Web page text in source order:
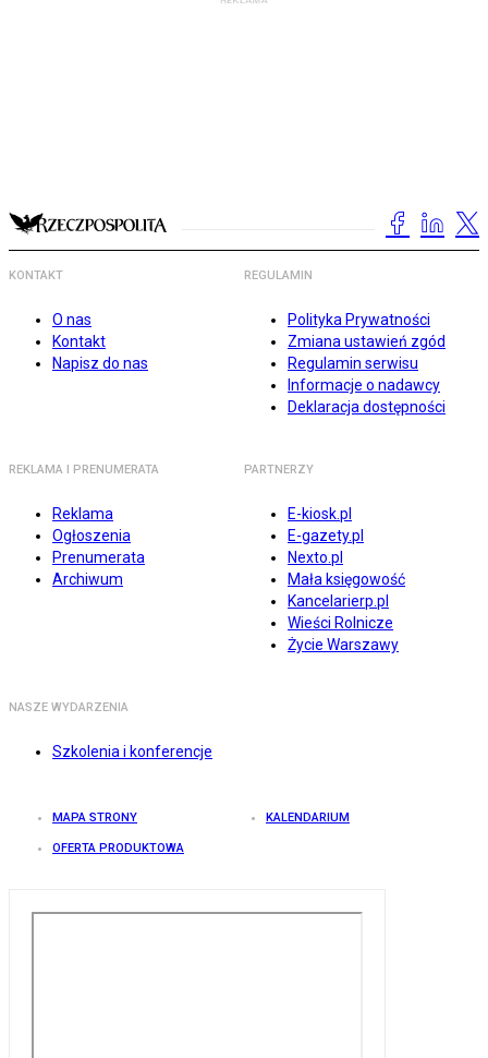
KONTAKT
O nas
Kontakt
Napisz do nas
REGULAMIN
Polityka Prywatności
Zmiana ustawień zgód
Regulamin serwisu
Informacje o nadawcy
Deklaracja dostępności
REKLAMA I PRENUMERATA
Reklama
Ogłoszenia
Prenumerata
Archiwum
PARTNERZY
E-kiosk.pl
E-gazety.pl
Nexto.pl
Mała księgowość
Kancelarierp.pl
Wieści Rolnicze
Życie Warszawy
NASZE WYDARZENIA
Szkolenia i konferencje
MAPA STRONY KALENDARIUM
OFERTA PRODUKTOWA